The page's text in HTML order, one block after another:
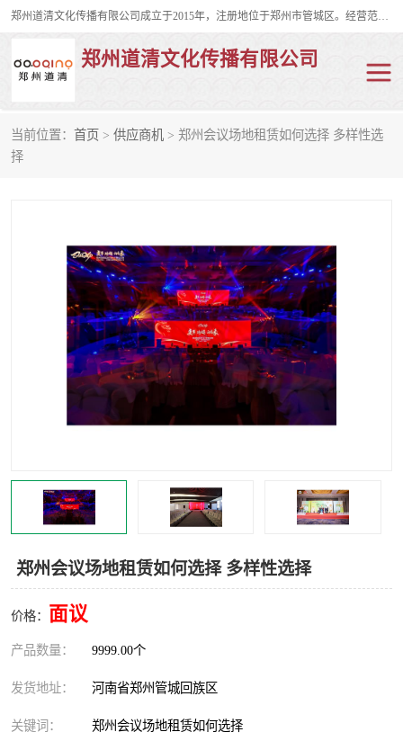
郑州道清文化传播有限公司成立于2015年，注册地位于郑州市管城区。经营范围包括会议及展览服务、庆典礼仪策划、企业形象策划、企业管理咨询、计算机图文设计、制作等。主要产品服务有：舞台桁架搭建，背景板搭建，灯光音响，雷亚舞台搭建、龙门架搭建、会议桌椅租赁、灯光音响租赁、空飘出租、气柱拱门租赁、喷绘写真制作、kt板制作。
郑州道清文化传播有限公司
当前位置： 首页 > 供应商机 > 郑州会议场地租赁如何选择 多样性选
择
郑州会议场地租赁如何选择 多样性选择
价格： 面议
产品数量： 9999.00个
发货地址： 河南省郑州管城回族区
关键词： 郑州会议场地租赁如何选择
活动策划 truss架出租
kt板制作 场地布置
背景板搭建 雷亚舞台搭建
龙门架搭建 会议桌椅租赁
灯光音响租赁 空飘出租